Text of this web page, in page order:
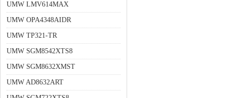
UMW LMV614MAX
UMW OPA4348AIDR
UMW TP321-TR
UMW SGM8542XTS8
UMW SGM8632XMST
UMW AD8632ART